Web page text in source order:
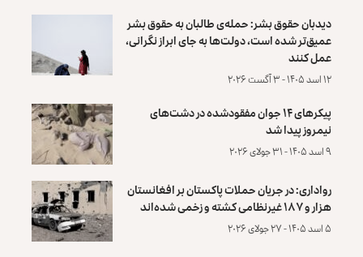
دیدبان حقوق بشر: حمله‌ی طالبان به حقوق بشر
عمیق‌تر شده است، دولت‌ها به جای ابراز نگرانی،
عمل کنند
۱۲ اسد ۱۴۰۵ - ۳ آگست ۲۰۲۶
پیکرهای ۱۴ جوان مفقودشده در دشت‌های
نیمروز پیدا شد
۹ اسد ۱۴۰۵ - ۳۱ جولای ۲۰۲۶
رواداری: در جریان حملات پاکستان بر افغانستان
هزار و ۱۸۷ غیرنظامی کشته و زخمی شده‌اند
۵ اسد ۱۴۰۵ - ۲۷ جولای ۲۰۲۶